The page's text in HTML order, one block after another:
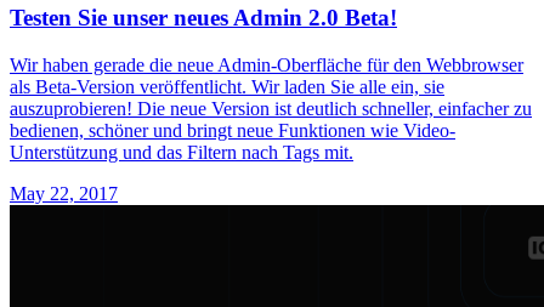
Testen Sie unser neues Admin 2.0 Beta!
Wir haben gerade die neue Admin-Oberfläche für den Webbrowser
als Beta-Version veröffentlicht. Wir laden Sie alle ein, sie
auszuprobieren! Die neue Version ist deutlich schneller, einfacher zu
bedienen, schöner und bringt neue Funktionen wie Video-
Unterstützung und das Filtern nach Tags mit.
May 22, 2017